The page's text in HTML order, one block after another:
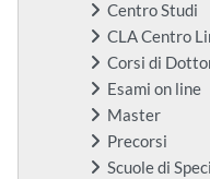
Centro Studi
CLA Centro
Corsi di
Esami on line
Master
Precorsi
Scuole di